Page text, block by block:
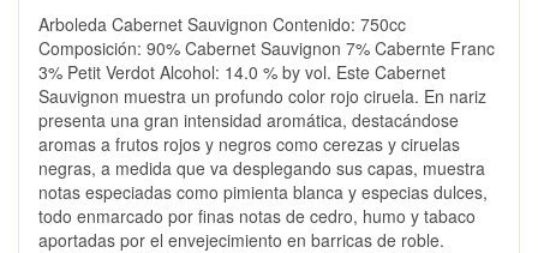
Arboleda Cabernet Sauvignon Contenido: 750cc
Composición: 90% Cabernet Sauvignon 7% Cabernte Franc
3% Petit Verdot Alcohol: 14.0 % by vol. Este Cabernet
Sauvignon muestra un profundo color rojo ciruela. En nariz
presenta una gran intensidad aromática, destacándose
aromas a frutos rojos y negros como cerezas y ciruelas
negras, a medida que va desplegando sus capas, muestra
notas especiadas como pimienta blanca y especias dulces,
todo enmarcado por finas notas de cedro, humo y tabaco
aportadas por el envejecimiento en barricas de roble.